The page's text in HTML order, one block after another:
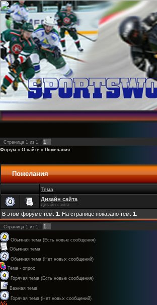
Страница 1 из 1 1
Форум » О сайте » Пожелания
Пожелания
Тема
Дизайн сайта
Дизайн сайта
В этом форуме тем: 1 . На странице показано тем: 1
Страница 1 из 1 1
Обычная тема (Есть новые сообщения)
Обычная тема
Обычная тема (Нет новых сообщений)
Тема - опрос
Горячая тема (Есть новые сообщения)
Важная тема
Горячая тема (Нет новых сообщений)